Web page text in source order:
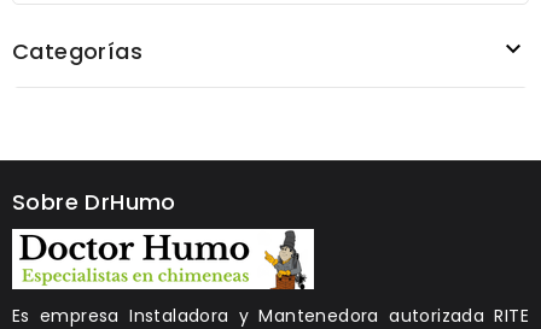
Categorías 
Sobre DrHumo
Es empresa Instaladora y Mantenedora autorizada RITE